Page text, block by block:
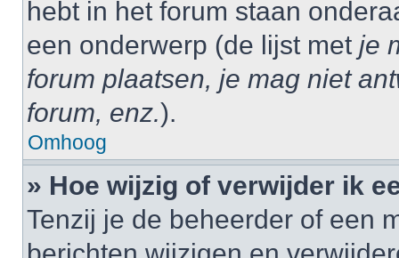
hebt in het forum staan
een onderwerp (de lijst met je
forum plaatsen, je mag niet
forum, enz.).
Omhoog
» Hoe wijzig of verwijder ik
Tenzij je de beheerder of een